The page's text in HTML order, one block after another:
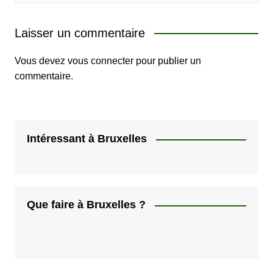
Laisser un commentaire
Vous devez vous connecterpour publier un
commentaire.
Intéressant à Bruxelles
Que faire à Bruxelles ?